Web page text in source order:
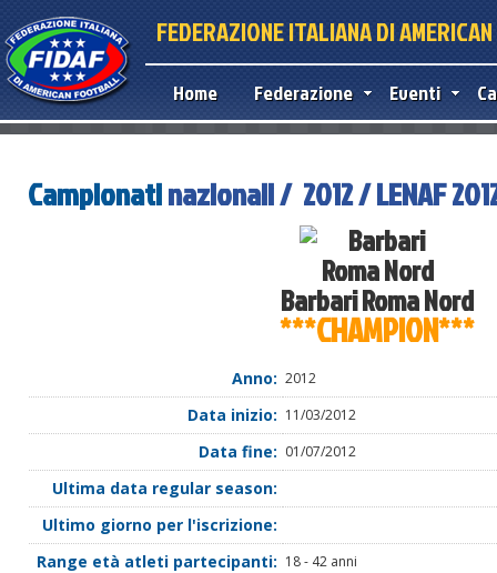
FEDERAZIONE ITALIANA DI
Home Federazione Eventi
Campionatinazionali / 2012 / LENAF
Barbari Roma Nord
***CHAMPION***
Anno: 2012
Data inizio: 11/03/2012
Data fine: 01/07/2012
Ultima data regular season:
Ultimo giorno per l'iscrizione:
Range età atleti partecipanti: 18 - 42 anni